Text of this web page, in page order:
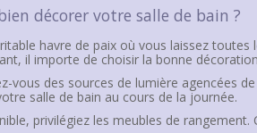
décorer votre salle de bain ?
havre de paix où vous laissez
il importe de choisir la bonne
vous des sources de lumière agencées
salle de bain au cours de la journée.
privilégiez les meubles de rangement.